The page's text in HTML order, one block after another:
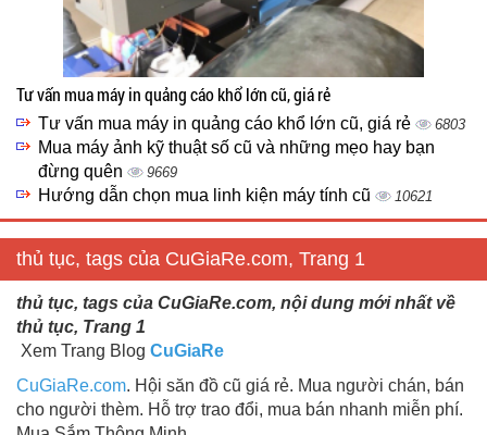
Tư vấn mua máy in quảng cáo khổ lớn cũ, giá rẻ
Tư vấn mua máy in quảng cáo khổ lớn cũ, giá rẻ 6803
Mua máy ảnh kỹ thuật số cũ và những mẹo hay bạn
đừng quên
9669
Hướng dẫn chọn mua linh kiện máy tính cũ 10621
thủ tục, tags của CuGiaRe.com, Trang 1
thủ tục, tags của CuGiaRe.com, nội dung mới nhất về
thủ tục, Trang 1
Xem Trang Blog CuGiaRe
CuGiaRe.com. Hội săn đồ cũ giá rẻ. Mua người chán, bán
cho người thèm. Hỗ trợ trao đổi, mua bán nhanh miễn phí.